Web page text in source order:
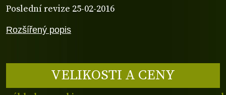
Rozšířený popis
Poslední revize 25-02-2016
VELIKOSTI A CENY